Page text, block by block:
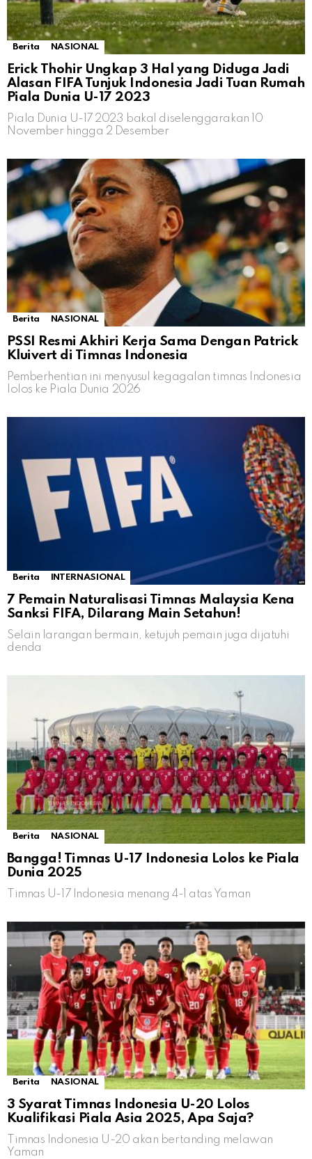
Berita NASIONAL
Erick Thohir Ungkap 3 Hal yang Diduga Jadi
Alasan FIFA Tunjuk Indonesia Jadi Tuan Rumah
Piala Dunia U-17 2023
Piala Dunia U-17 2023 bakal diselenggarakan 10
November hingga 2 Desember
Berita NASIONAL
PSSI Resmi Akhiri Kerja Sama Dengan Patrick
Kluivert di Timnas Indonesia
Pemberhentian ini menyusul kegagalan timnas Indonesia
lolos ke Piala Dunia 2026
Berita INTERNASIONAL
7 Pemain Naturalisasi Timnas Malaysia Kena
Sanksi FIFA, Dilarang Main Setahun!
Selain larangan bermain, ketujuh pemain juga dijatuhi
denda
Berita NASIONAL
Bangga! Timnas U-17 Indonesia Lolos ke Piala
Dunia 2025
Timnas U-17 Indonesia menang 4-1 atas Yaman
Berita NASIONAL
3 Syarat Timnas Indonesia U-20 Lolos
Kualifikasi Piala Asia 2025, Apa Saja?
Timnas Indonesia U-20 akan bertanding melawan
Yaman